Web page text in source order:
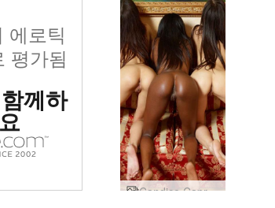
에로틱
평가됨
께하
Candice Caprice Valerie 트리플 즐거움